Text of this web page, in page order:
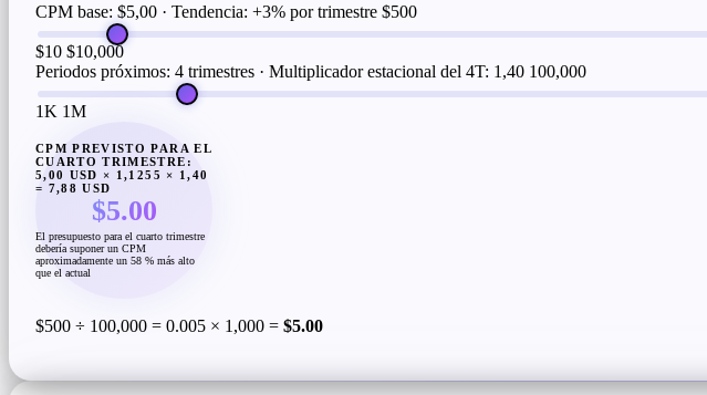
CPM base: $5,00 · Tendencia: +3% por trimestre $500
$10 $10,000
Periodos próximos: 4 trimestres · Multiplicador estacional del 4T: 1,40 100,000
1K 1M
CPM PREVISTO PARA EL
CUARTO TRIMESTRE:
5,00 USD × 1,1255 × 1,40
= 7,88 USD
$5.00
El presupuesto para el cuarto trimestre
debería suponer un CPM
aproximadamente un 58 % más alto
que el actual
$500 ÷ 100,000 = 0.005 × 1,000 = $5.00